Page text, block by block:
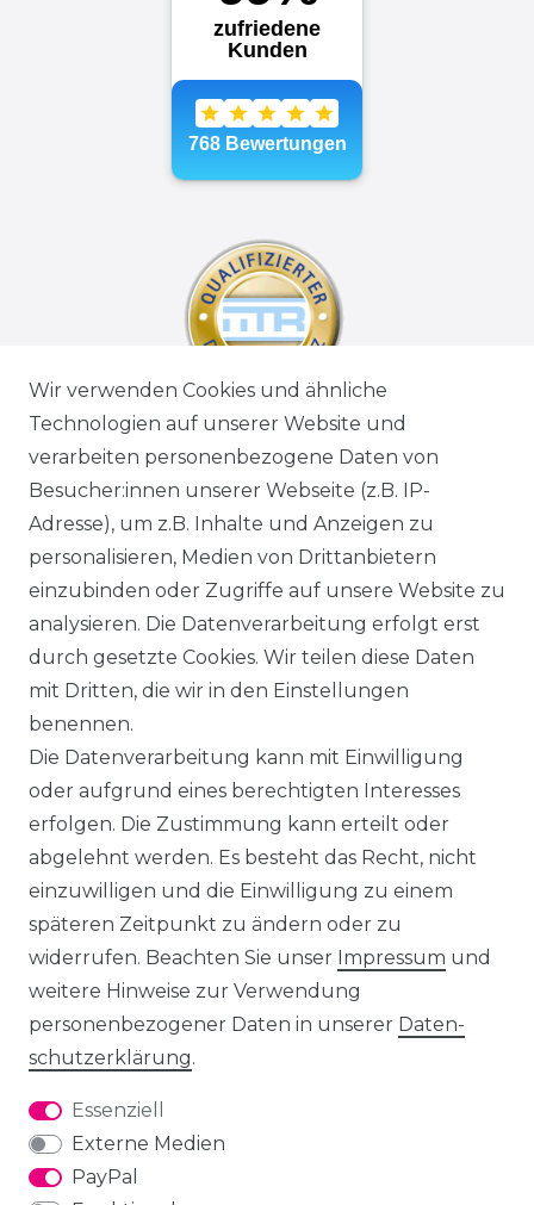
Wir verwenden Cookies und ähnliche
Technologien auf unserer Website und
verarbeiten personenbezogene Daten von
Besucher:innen unserer Webseite (z.B. IP-
Adresse), um z.B. Inhalte und Anzeigen zu
personalisieren, Medien von Drittanbietern
einzubinden oder Zugriffe auf unsere Website zu
analysieren. Die Datenverarbeitung erfolgt erst
durch gesetzte Cookies. Wir teilen diese Daten
mit Dritten, die wir in den Einstellungen
benennen.
Die Datenverarbeitung kann mit Einwilligung
oder aufgrund eines berechtigten Interesses
erfolgen. Die Zustimmung kann erteilt oder
abgelehnt werden. Es besteht das Recht, nicht
einzuwilligen und die Einwilligung zu einem
späteren Zeitpunkt zu ändern oder zu
widerrufen. Beachten Sie unser Impressum und
weitere Hinweise zur Verwendung
personenbezogener Daten in unserer Daten­
schutz­erklärung.
Essenziell
Externe Medien
PayPal